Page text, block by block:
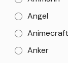
Angel
Animecraft
Anker